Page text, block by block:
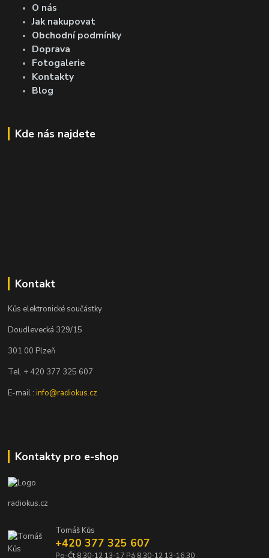
O nás
Jak nakupovat
Obchodní podmínky
Doprava
Fotogalerie
Kontakty
Blog
Kde nás najdete
Kontakt
Kůs elektronické součástky
Doudlevecká 329/15
301 00 Plzeň
Tel. + 420 377 325 607
E-mail :info@radiokus.cz
Kontakty pro e-shop
radiokus.cz
Tomáš Kůs
+420 377 325 607
Po-Čt 8,30-12 13-17 Pá 8,30-12 13-16,30